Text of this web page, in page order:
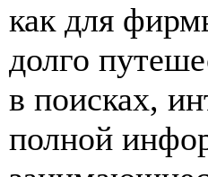
как для
долго
в поисках,
полной